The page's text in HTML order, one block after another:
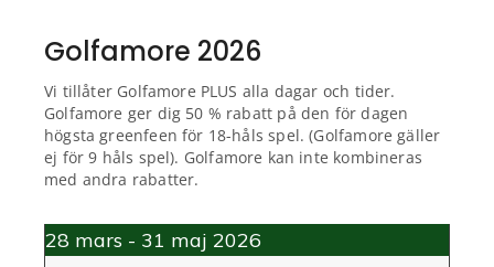
Golfamore 2026
Vi tillåter Golfamore PLUS alla dagar och tider.
Golfamore ger dig 50 % rabatt på den för dagen
högsta greenfeen för 18-håls spel. (Golfamore gäller
ej för 9 håls spel). Golfamore kan inte kombineras
med andra rabatter.
28 mars - 31 maj 2026